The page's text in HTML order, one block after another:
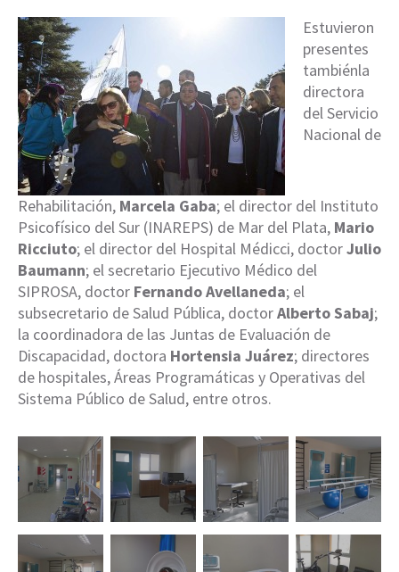
Estuvieron
presentes
tambiénla
directora
del Servicio
Nacional de
Rehabilitación, Marcela Gaba; el director del Instituto
Psicofísico del Sur (INAREPS) de Mar del Plata, Mario
Ricciuto; el director del Hospital Médicci, doctorJulio
Baumann; el secretario Ejecutivo Médico del
SIPROSA, doctor Fernando Avellaneda; el
subsecretario de Salud Pública, doctorAlberto Sabaj;
la coordinadora de las Juntas de Evaluación de
Discapacidad, doctora Hortensia Juárez; directores
de hospitales, Áreas Programáticas y Operativas del
Sistema Público de Salud, entre otros.